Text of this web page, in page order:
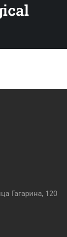
Гагарина, 120